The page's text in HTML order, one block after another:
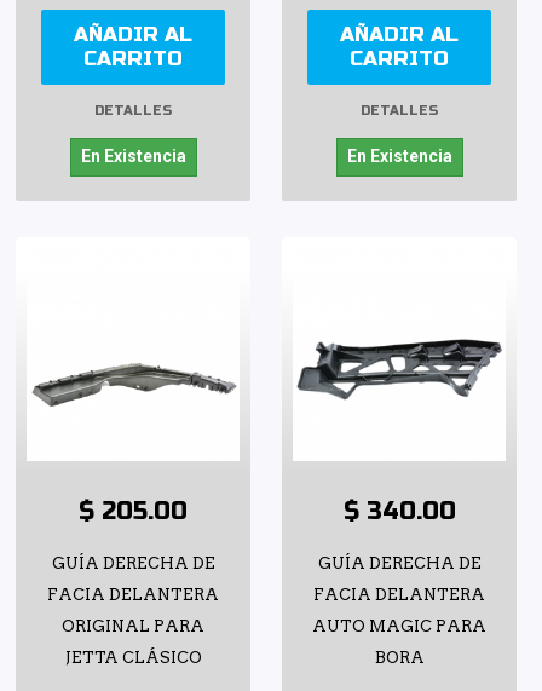
AÑADIR AL
CARRITO
DETALLES
En Existencia
AÑADIR AL
CARRITO
DETALLES
En Existencia
$ 205.00
GUÍA DERECHA DE
FACIA DELANTERA
ORIGINAL PARA
JETTA CLÁSICO
$ 340.00
GUÍA DERECHA DE
FACIA DELANTERA
AUTO MAGIC PARA
BORA